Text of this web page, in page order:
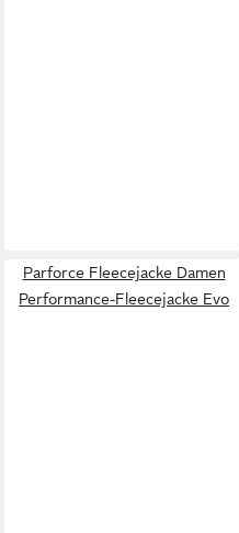
Parforce Fleecejacke Damen
Performance-Fleecejacke Evo